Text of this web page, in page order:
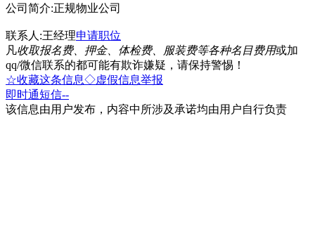
公司简介:正规物业公司
联系人:王经理申请职位
凡收取报名费、押金、体检费、服装费等各种名目费用或加
qq/微信联系的都可能有欺诈嫌疑，请保持警惕！
☆收藏这条信息◇虚假信息举报
即时通短信--
该信息由用户发布，内容中所涉及承诺均由用户自行负责